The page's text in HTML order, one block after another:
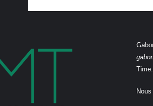
Time.